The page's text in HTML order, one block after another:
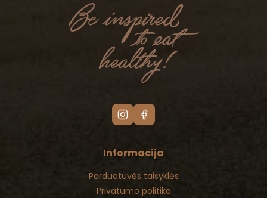
Informacija
Parduotuvės taisyklės
Privatumo politika